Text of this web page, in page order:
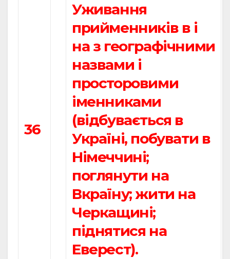
36
Уживання
прийменників в і
на з географічними
назвами і
просторовими
іменниками
(відбувається в
Україні, побувати в
Німеччині;
поглянути на
Вкраїну; жити на
Черкащині;
піднятися на
Еверест).